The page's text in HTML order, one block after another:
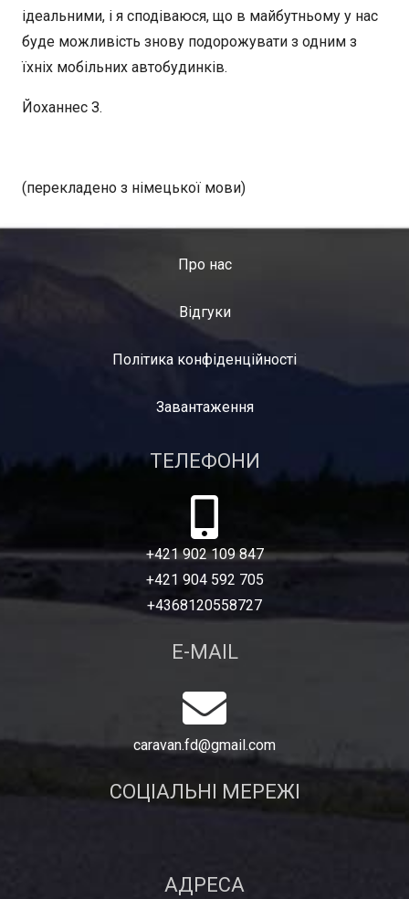
ідеальними, і я сподіваюся, що в майбутньому у нас
буде можливість знову подорожувати з одним з
їхніх мобільних автобудинків.
Йоханнес З.
(перекладено з німецької мови)
Про нас
Відгуки
Політика конфіденційності
Завантаження
ТЕЛЕФОНИ
+421 902 109 847
+421 904 592 705
+4368120558727
E-MAIL
caravan.fd@gmail.com
СОЦІАЛЬНІ МЕРЕЖІ
АДРЕСА